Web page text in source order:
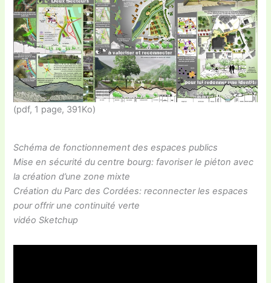
(pdf, 1 page, 391Ko)
Schéma de fonctionnement des espaces publics
Mise en sécurité du centre bourg: favoriser le piéton avec
la création d’une zone mixte
Création du Parc des Cordées: reconnecter les espaces
pour offrir une continuité verte
vidéo Sketchup